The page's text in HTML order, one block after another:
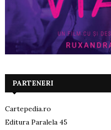
PARTENERI
Cartepedia.ro
Editura Paralela 45